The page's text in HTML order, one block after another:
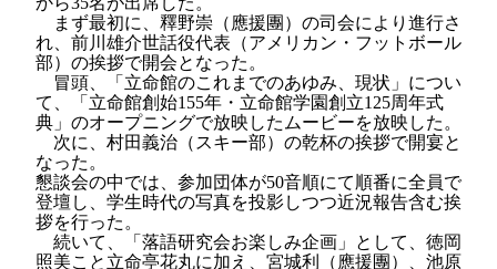
まず最初に、釋野崇（應援團）の司会により進行さ
れ、前川雄介世話役代表（アメリカン・フットボール
部）の挨拶で開会となった。
冒頭、「立命館のこれまでのあゆみ、現状」につい
て、「立命館創始155年・立命館学園創立125周年式
典」のオープニングで放映したムービーを放映した。
次に、村田義治（スキー部）の乾杯の挨拶で開宴と
なった。
懇談会の中では、参加団体が50音順にて順番に全員で
登壇し、学生時代の写真を投影しつつ近況報告含む挨
拶を行った。
続いて、「落語研究会お楽しみ企画」として、徳岡
照美こと立命亭花丸に加え、宮城利（應援團）、池原